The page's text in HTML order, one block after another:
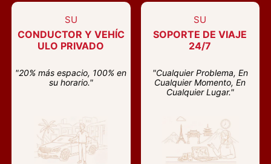
SU
CONDUCTOR Y VEHÍC
ULO PRIVADO
"20% más espacio, 100% en
su horario."
SU
SOPORTE DE VIAJE
24/7
"Cualquier Problema, En
Cualquier Momento, En
Cualquier Lugar."